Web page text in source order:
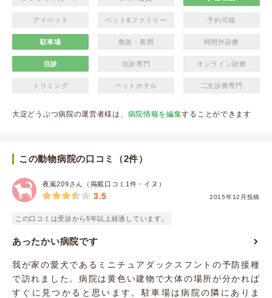
アイペット ペット&ファミリー 予約可能
駐車場 救急・夜間 時間外診療
往診 往診専門 オンライン診療
トリミング ペットホテル 二次診療専門
大淀どうぶつ病院の運営者様は、 病院情報を編集することができます
この動物病院の口コミ（2件）
夜嵐209さん（掲載口コミ1件・イヌ）
2015年12月投稿
3.5
この口コミは受診から5年以上経過しています。
あったかい病院です
我が家の愛犬であるミニチュアダックスフントの予防接種
で訪れました。病院は黄色い建物で大体の場所が分かれば
すぐに見つかると思います。駐車場は病院の隣にありま